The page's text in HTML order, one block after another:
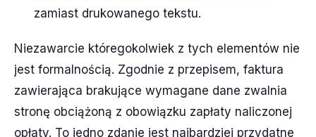
zamiast drukowanego tekstu.
Niezawarcie któregokolwiek z tych elementów nie
jest formalnością. Zgodnie z przepisem, faktura
zawierająca brakujące wymagane dane zwalnia
stronę obciążoną z obowiązku zapłaty naliczonej
opłaty. To jedno zdanie jest najbardziej przydatne